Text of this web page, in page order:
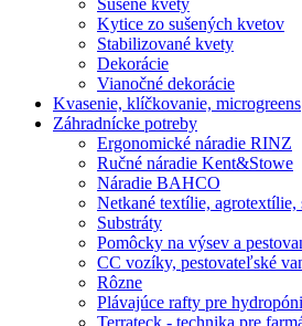
Sušené kvety
Kytice zo sušených kvetov
Stabilizované kvety
Dekorácie
Vianočné dekorácie
Kvasenie, klíčkovanie, microgreens
Záhradnícke potreby
Ergonomické náradie RINZ
Ručné náradie Kent&Stowe
Náradie BAHCO
Netkané textílie, agrotextílie,
Substráty
Pomôcky na výsev a
CC vozíky, pestovateľské
Rôzne
Plávajúce rafty pre
Terrateck - technika pre